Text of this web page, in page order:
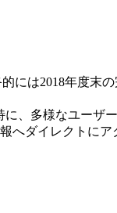
には2018年度末
、多様なユーザ
ダイレクトにア